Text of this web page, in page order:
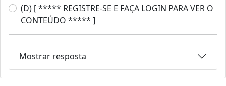
(D) [ ***** REGISTRE-SE E FAÇA LOGIN PARA VER O
CONTEÚDO ***** ]
Mostrar resposta